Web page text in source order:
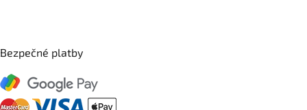
Bezpečné platby